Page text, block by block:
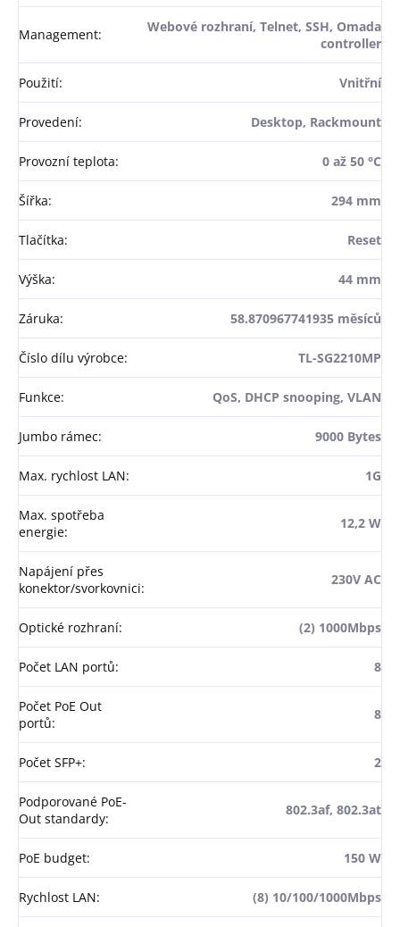
Management:
Webové rozhraní, Telnet, SSH, Omada
controller
Použití: Vnitřní
Provedení: Desktop, Rackmount
Provozní teplota: 0 až 50 °C
Šířka: 294 mm
Tlačítka: Reset
Výška: 44 mm
Záruka: 58.870967741935 měsíců
Číslo dílu výrobce: TL-SG2210MP
Funkce: QoS, DHCP snooping, VLAN
Jumbo rámec: 9000 Bytes
Max. rychlost LAN: 1G
Max. spotřeba
energie:
12,2 W
Napájení přes
konektor/svorkovnici:
230V AC
Optické rozhraní: (2) 1000Mbps
Počet LAN portů: 8
Počet PoE Out
portů:
8
Počet SFP+: 2
Podporované PoE-
Out standardy:
802.3af, 802.3at
PoE budget: 150 W
Rychlost LAN: (8) 10/100/1000Mbps